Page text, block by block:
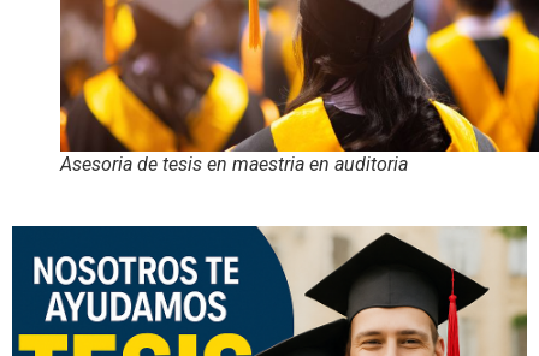
Asesoria de tesis en maestria en auditoria